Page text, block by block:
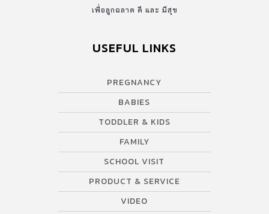
เพื่อลูกฉลาด ดี และ มีสุข
USEFUL LINKS
PREGNANCY
BABIES
TODDLER & KIDS
FAMILY
SCHOOL VISIT
PRODUCT & SERVICE
VIDEO